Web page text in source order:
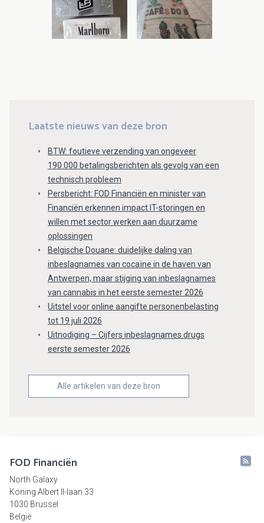
Laatste nieuws van deze bron
BTW: foutieve verzending van ongeveer
190.000 betalingsberichten als gevolg van een
technisch probleem
Persbericht: FOD Financiën en minister van
Financiën erkennen impact IT-storingen en
willen met sector werken aan duurzame
oplossingen
Belgische Douane: duidelijke daling van
inbeslagnames van cocaïne in de haven van
Antwerpen, maar stijging van inbeslagnames
van cannabis in het eerste semester 2026
Uitstel voor online aangifte personenbelasting
tot 19 juli 2026
Uitnodiging – Cijfers inbeslagnames drugs
eerste semester 2026
Alle artikelen van deze bron
FOD Financiën
North Galaxy
Koning Albert II-laan 33
1030 Brussel
België